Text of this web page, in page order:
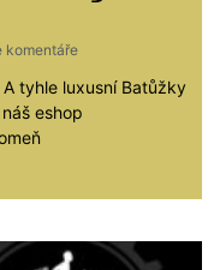
komentáře
A tyhle luxusní Batůžky
eshop